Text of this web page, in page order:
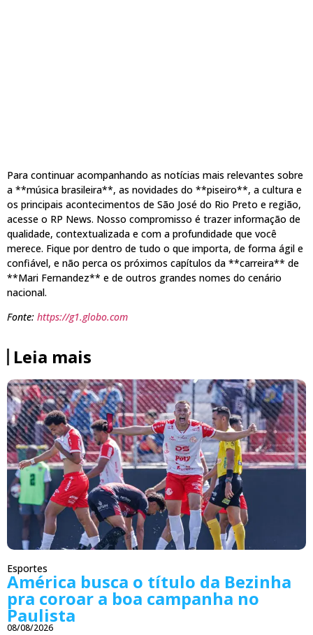
Para continuar acompanhando as notícias mais relevantes sobre
a **música brasileira**, as novidades do **piseiro**, a cultura e
os principais acontecimentos de São José do Rio Preto e região,
acesse o RP News. Nosso compromisso é trazer informação de
qualidade, contextualizada e com a profundidade que você
merece. Fique por dentro de tudo o que importa, de forma ágil e
confiável, e não perca os próximos capítulos da **carreira** de
**Mari Fernandez** e de outros grandes nomes do cenário
nacional.
Fonte: https://g1.globo.com
Leia mais
Esportes
América busca o título da Bezinha
pra coroar a boa campanha no
Paulista
08/08/2026